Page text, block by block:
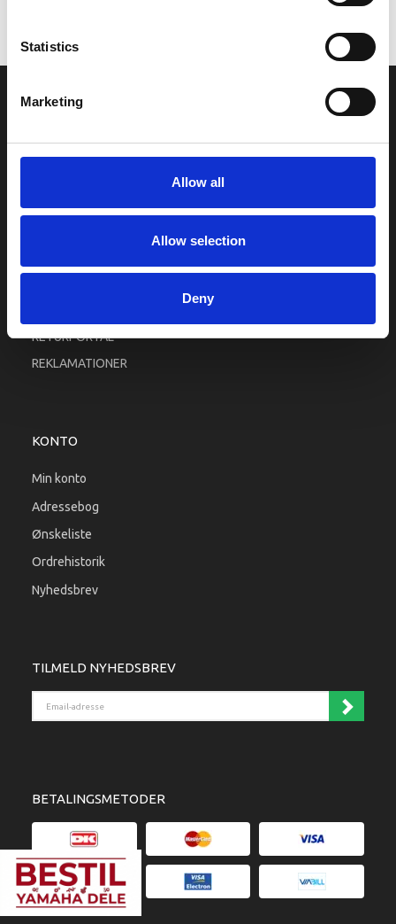
Statistics
Marketing
Allow all
Allow selection
Deny
Vi oplever i øjeblikket store og hyppige prisændringer i markedet.
leveres, eller hvor prisen afviger fra det viste. Vi kontakter dig
naturligvis, hvis dette er tilfældet.
INFORMATIONER
RETURPORTAL
REKLAMATIONER
KONTO
Min konto
Adressebog
Ønskeliste
Ordrehistorik
Nyhedsbrev
TILMELD NYHEDSBREV
BETALINGSMETODER